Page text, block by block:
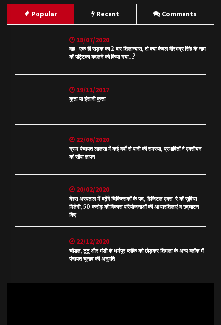
Popular Recent Comments
18/07/2020
वाह- एक ही सड़क का 2 बार शिलान्यास, तो क्या केवल वीरभद्र सिंह के नाम
की पट्टिका बदलने को किया गया…?
19/11/2017
कुत्ता या इंसानी कुत्ता
22/06/2020
ग्राम पंचायत लालसा में कई वर्षों से पानी की समस्या, प्रभावितों ने एक्सीयन
को सौंपा ज्ञापन
20/02/2020
देहरा अस्पताल में बढ़ेंगे चिकित्सकों के पद, डिजिटल एक्स-रे की सुविधा
मिलेगी, 50 करोड़ की विकास परियोजनाओं की आधारशिलाएं व उद्घाटन
किए
22/12/2020
चौपाल, टूटू और मंडी के धर्मपुर ब्लॉक को छोड़कर शिमला के अन्य ब्लॉक में
पंचायत चुनाव की अनुमति